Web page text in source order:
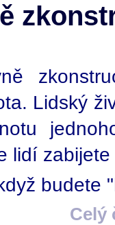
Lidský
lidí
budete
Celý